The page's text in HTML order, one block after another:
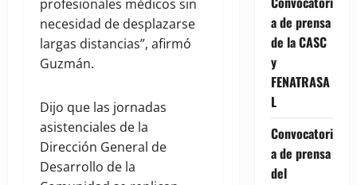
profesionales médicos sin
necesidad de desplazarse
largas distancias”, afirmó
Guzmán.
Dijo que las jornadas
asistenciales de la
Dirección General de
Desarrollo de la
a de prensa
de la CASC
y
FENATRASA
L
Convocatori
a de prensa
del